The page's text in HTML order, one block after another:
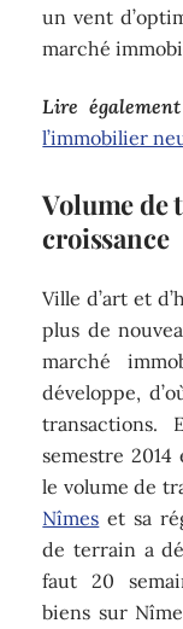
un vent
marché
Lire
l’immobilier
Volume de
croissance
Ville d’art et
plus de
marché
développe,
transactions.
semestre
le volume de
Nîmes et sa
de terrain a
faut 20
biens sur